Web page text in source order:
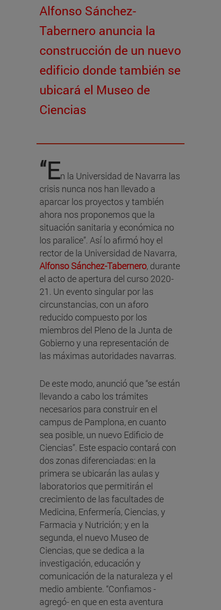
Alfonso Sánchez-
Tabernero anuncia la
construcción de un nuevo
edificio donde también se
ubicará el Museo de
Ciencias
“En la Universidad de Navarra las
crisis nunca nos han llevado a
aparcar los proyectos y también
ahora nos proponemos que la
situación sanitaria y económica no
los paralice”. Así lo afirmó hoy el
rector de la Universidad de Navarra,
Alfonso Sánchez-Tabernero, durante
el acto de apertura del curso 2020-
21. Un evento singular por las
circunstancias, con un aforo
reducido compuesto por los
miembros del Pleno de la Junta de
Gobierno y una representación de
las máximas autoridades navarras.
De este modo, anunció que “se están
llevando a cabo los trámites
necesarios para construir en el
campus de Pamplona, en cuanto
sea posible, un nuevo Edificio de
Ciencias”. Este espacio contará con
dos zonas diferenciadas: en la
primera se ubicarán las aulas y
laboratorios que permitirán el
crecimiento de las facultades de
Medicina, Enfermería, Ciencias, y
Farmacia y Nutrición; y en la
segunda, el nuevo Museo de
Ciencias, que se dedica a la
investigación, educación y
comunicación de la naturaleza y el
medio ambiente. “Confiamos -
agregó- en que en esta aventura